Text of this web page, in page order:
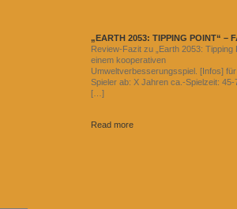
„EARTH 2053: TIPPING POINT“ –
Review-Fazit zu „Earth 2053: Tipping
einem kooperativen
Umweltverbesserungsspiel. [Infos]
Spieler ab: X Jahren ca.-Spielzeit: 45-
[…]
Read more